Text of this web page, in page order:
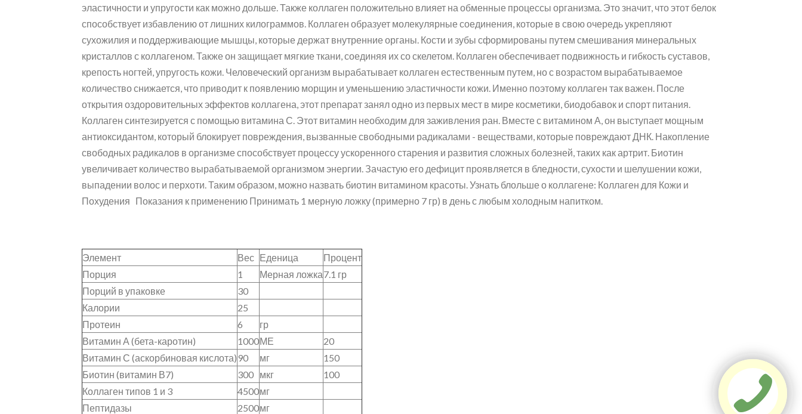
эластичности и упругости как можно дольше. Также коллаген положительно влияет на обменные процессы организма. Это значит, что этот белок
способствует избавлению от лишних килограммов. Коллаген образует молекулярные соединения, которые в свою очередь укрепляют
сухожилия и поддерживающие мышцы, которые держат внутренние органы. Кости и зубы сформированы путем смешивания минеральных
кристаллов с коллагеном. Также он защищает мягкие ткани, соединяя их со скелетом. Коллаген обеспечивает подвижность и гибкость суставов,
крепость ногтей, упругость кожи. Человеческий организм вырабатывает коллаген естественным путем, но с возрастом вырабатываемое
количество снижается, что приводит к появлению морщин и уменьшению эластичности кожи. Именно поэтому коллаген так важен. После
открытия оздоровительных эффектов коллагена, этот препарат занял одно из первых мест в мире косметики, биодобавок и спорт питания.
Коллаген синтезируется с помощью витамина С. Этот витамин необходим для заживления ран. Вместе с витамином А, он выступает мощным
антиоксидантом, который блокирует повреждения, вызванные свободными радикалами - веществами, которые повреждают ДНК. Накопление
свободных радикалов в организме способствует процессу ускоренного старения и развития сложных болезней, таких как артрит. Биотин
увеличивает количество вырабатываемой организмом энергии. Зачастую его дефицит проявляется в бледности, сухости и шелушении кожи,
выпадении волос и перхоти. Таким образом, можно назвать биотин витамином красоты. Узнать блольше о коллагене: Коллаген для Кожи и
Похудения Показания к применению Принимать 1 мерную ложку (примерно 7 гр) в день с любым холодным напитком.
Элемент Вес Еденица
Процент
Порция
1 Мерная ложка7.1 гр
Порций в упаковке
30
Калории
25
Протеин
6
гр
Витамин А (бета-каротин)
1000МЕ
20
Витамин С (аскорбиновая кислота)90 мг
150
Биотин (витамин В7)
300 мкг
100
Коллаген типов 1 и 3
4500мг
Пептидазы
2500мг